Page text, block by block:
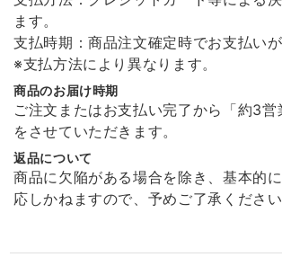
使い方をしない限り永久的に使えるので安心です。
した！
願い小だるま 【 伊勢神宮のヒノキ
2026/01/11
非常に丁寧な包装で届きました。 また商品もとても
心できます。 ありがとうございました！
ます。
支払時期：商品注文確定時でお支払いが
※支払方法により異なります。
商品のお届け時期
ご注文またはお支払い完了から「約3営
をさせていただきます。
返品について
商品に欠陥がある場合を除き、基本的
応しかねますので、予めご了承ください